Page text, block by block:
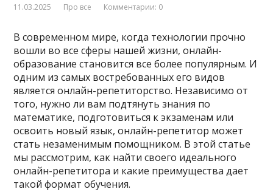
11.03.2025 Про все Комментарии: 0
В современном мире, когда технологии прочно
вошли во все сферы нашей жизни, онлайн-
образование становится все более популярным. И
одним из самых востребованных его видов
является онлайн-репетиторство. Независимо от
того, нужно ли вам подтянуть знания по
математике, подготовиться к экзаменам или
освоить новый язык, онлайн-репетитор может
стать незаменимым помощником. В этой статье
мы рассмотрим, как найти своего идеального
онлайн-репетитора и какие преимущества дает
такой формат обучения.